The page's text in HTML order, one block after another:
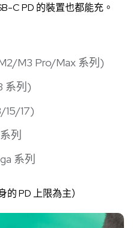
C PD 的裝置也都能充。
M3 Pro/Max 系列)
系列)
15/17)
列
系列
PD 上限為主）